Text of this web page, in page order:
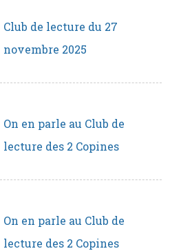
Club de lecture du 27
novembre 2025
On en parle au Club de
lecture des 2 Copines
On en parle au Club de
lecture des 2 Copines